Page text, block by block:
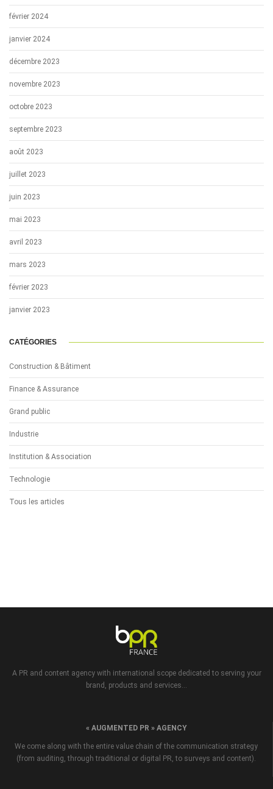
février 2024
janvier 2024
décembre 2023
novembre 2023
octobre 2023
septembre 2023
août 2023
juillet 2023
juin 2023
mai 2023
avril 2023
mars 2023
février 2023
janvier 2023
CATÉGORIES
Construction & Bâtiment
Finance & Assurance
Grand public
Industrie
Institution & Association
Technologie
Tous les articles
A PR and content agency with international scope dedicated to serving your
brand, products and services...
« AUGMENTED PR » AGENCY
We come along with the entire value chain of the communication strategy
(from auditing, through traditional or digital PR, to surveys and content).